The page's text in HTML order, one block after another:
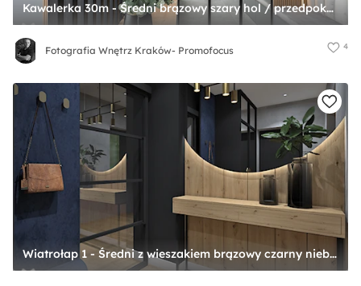
Kawalerka 30m - Średni brązowy szary hol / przedpokój, styl nowoczesny - zdjęcie od Fotografia Wnętrz Kraków- Promofocus
Fotografia Wnętrz Kraków- Promofocus 4
Wiatrołap 1 - Średni z wieszakiem brązowy czarny niebieski szary hol / przedpokój, styl industrialny - zdjęcie od Anna Romik Architektura Wnętrz